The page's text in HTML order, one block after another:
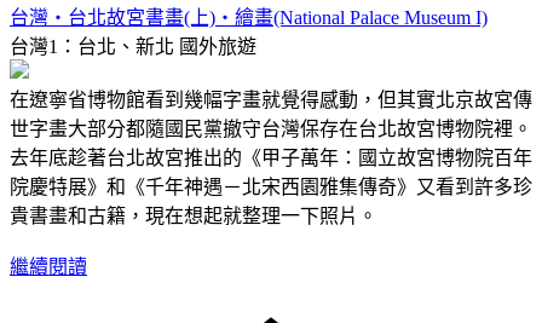
台灣‧台北故宮書畫(上)‧繪畫(National Palace Museum I)
台灣1：台北、新北 國外旅遊
在遼寧省博物館看到幾幅字畫就覺得感動，但其實北京故宮傳
世字畫大部分都隨國民黨撤守台灣保存在台北故宮博物院裡。
去年底趁著台北故宮推出的《甲子萬年：國立故宮博物院百年
院慶特展》和《千年神遇－北宋西園雅集傳奇》又看到許多珍
貴書畫和古籍，現在想起就整理一下照片。
繼續閱讀